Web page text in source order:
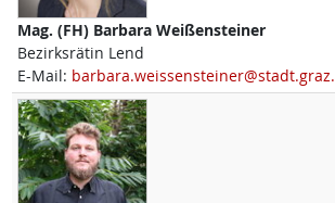
Mag. (FH) Barbara Weißensteiner
Bezirksrätin Lend
E-Mail: